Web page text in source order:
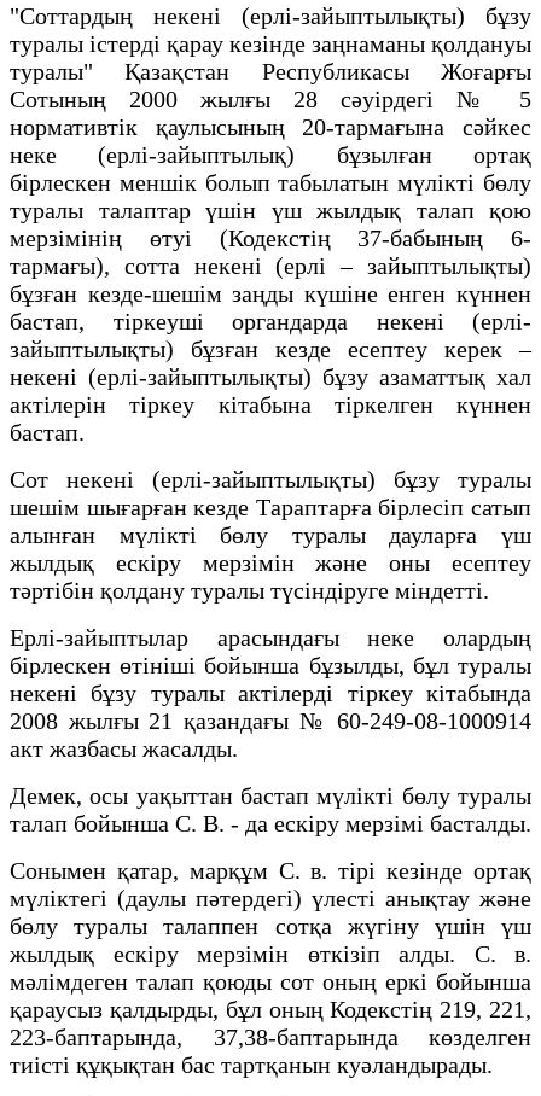
"Соттардың некені (ерлі-зайыптылықты) бұзу
туралы істерді қарау кезінде заңнаманы қолдануы
туралы" Қазақстан Республикасы Жоғарғы
Сотының 2000 жылғы 28 сәуірдегі № 5
нормативтік қаулысының 20-тармағына сәйкес
неке (ерлі-зайыптылық) бұзылған ортақ
бірлескен меншік болып табылатын мүлікті бөлу
туралы талаптар үшін үш жылдық талап қою
мерзімінің өтуі (Кодекстің 37-бабының 6-
тармағы), сотта некені (ерлі – зайыптылықты)
бұзған кезде-шешім заңды күшіне енген күннен
бастап, тіркеуші органдарда некені (ерлі-
зайыптылықты) бұзған кезде есептеу керек –
некені (ерлі-зайыптылықты) бұзу азаматтық хал
актілерін тіркеу кітабына тіркелген күннен
бастап.
Сот некені (ерлі-зайыптылықты) бұзу туралы
шешім шығарған кезде Тараптарға бірлесіп сатып
алынған мүлікті бөлу туралы дауларға үш
жылдық ескіру мерзімін және оны есептеу
тәртібін қолдану туралы түсіндіруге міндетті.
Ерлі-зайыптылар арасындағы неке олардың
бірлескен өтініші бойынша бұзылды, бұл туралы
некені бұзу туралы актілерді тіркеу кітабында
2008 жылғы 21 қазандағы № 60-249-08-1000914
акт жазбасы жасалды.
Демек, осы уақыттан бастап мүлікті бөлу туралы
талап бойынша С. В. - да ескіру мерзімі басталды.
Сонымен қатар, марқұм С. в. тірі кезінде ортақ
мүліктегі (даулы пәтердегі) үлесті анықтау және
бөлу туралы талаппен сотқа жүгіну үшін үш
жылдық ескіру мерзімін өткізіп алды. С. в.
мәлімдеген талап қоюды сот оның еркі бойынша
қараусыз қалдырды, бұл оның Кодекстің 219, 221,
223-баптарында, 37,38-баптарында көзделген
тиісті құқықтан бас тартқанын куәландырады.